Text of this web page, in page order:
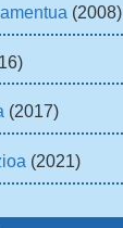
(2008)
(2017)
(2021)